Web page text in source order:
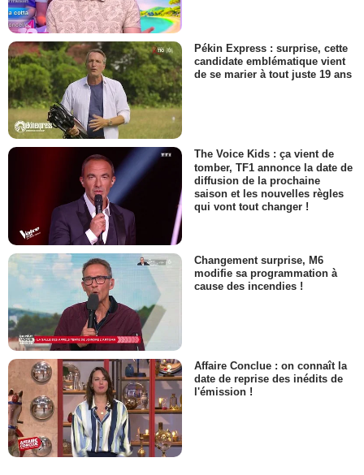
Pékin Express : surprise, cette
candidate emblématique vient
de se marier à tout juste 19 ans
The Voice Kids : ça vient de
tomber, TF1 annonce la date de
diffusion de la prochaine
saison et les nouvelles règles
qui vont tout changer !
Changement surprise, M6
modifie sa programmation à
cause des incendies !
Affaire Conclue : on connaît la
date de reprise des inédits de
l'émission !